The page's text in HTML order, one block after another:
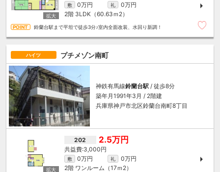
敷 0万円 礼
0万円
2階 3LDK（60.63ｍ 2）
鈴蘭台駅まで平坦で徒歩3分♪室内全面改装、水回り新調！
ハイツ プチメゾン南町
神鉄有馬線鈴蘭台駅 / 徒歩8分
築年月1991年3月 / 2階建
兵庫県神戸市北区鈴蘭台南町8丁目
202 2.5万円
3,000円
敷 0万円 礼
0万円
2階 ワンルーム（17ｍ 2）